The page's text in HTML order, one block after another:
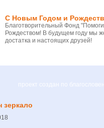
С Новым Годом и
Благотворительный Фонд
Рождеством! В будущем году мы
достатка и настоящих друзей!
проект создан по
зеркало